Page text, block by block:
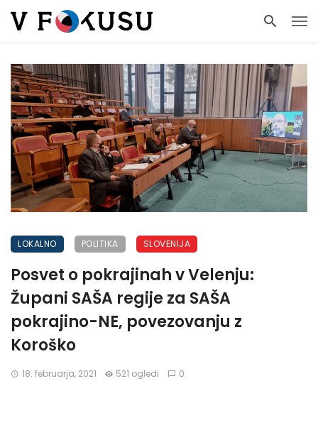
LOKALNO POLITIKA SLOVENIJA
Posvet o pokrajinah v Velenju:
Župani SAŠA regije za SAŠA
pokrajino-NE, povezovanju z
Koroško
18. februarja, 2021 521 ogledi 0